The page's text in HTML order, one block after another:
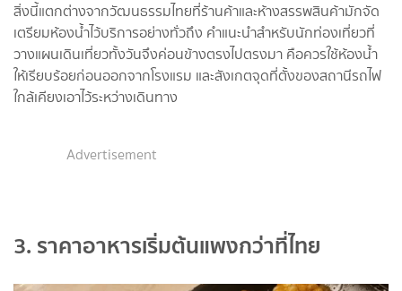
สิ่งนี้แตกต่างจากวัฒนธรรมไทยที่ร้านค้าและห้างสรรพสินค้ามักจัด
เตรียมห้องน้ำไว้บริการอย่างทั่วถึง คำแนะนำสำหรับนักท่องเที่ยวที่
วางแผนเดินเที่ยวทั้งวันจึงค่อนข้างตรงไปตรงมา คือควรใช้ห้องน้ำ
ให้เรียบร้อยก่อนออกจากโรงแรม และสังเกตจุดที่ตั้งของสถานีรถไฟ
ใกล้เคียงเอาไว้ระหว่างเดินทาง
Advertisement
3. ราคาอาหารเริ่มต้นแพงกว่าที่ไทย